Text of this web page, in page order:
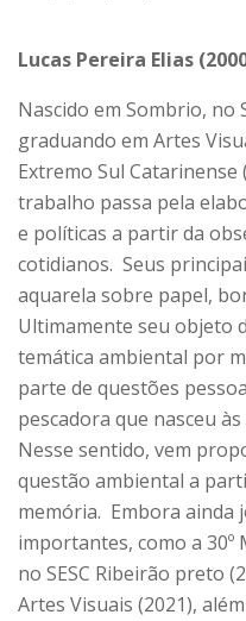
Lucas Pereira Elias
Nascido em Sombrio, no
graduando em Artes
Extremo Sul Catarinense
trabalho passa pela
e políticas a partir da
cotidianos. Seus
aquarela sobre papel,
Ultimamente seu objeto
temática ambiental por
parte de questões
pescadora que nasceu
Nesse sentido, vem
questão ambiental a
memória. Embora ainda
importantes, como a 30º
no SESC Ribeirão preto
Artes Visuais (2021),